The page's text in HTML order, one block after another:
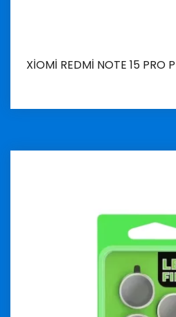
XİOMİ REDMİ NOTE 15 PRO